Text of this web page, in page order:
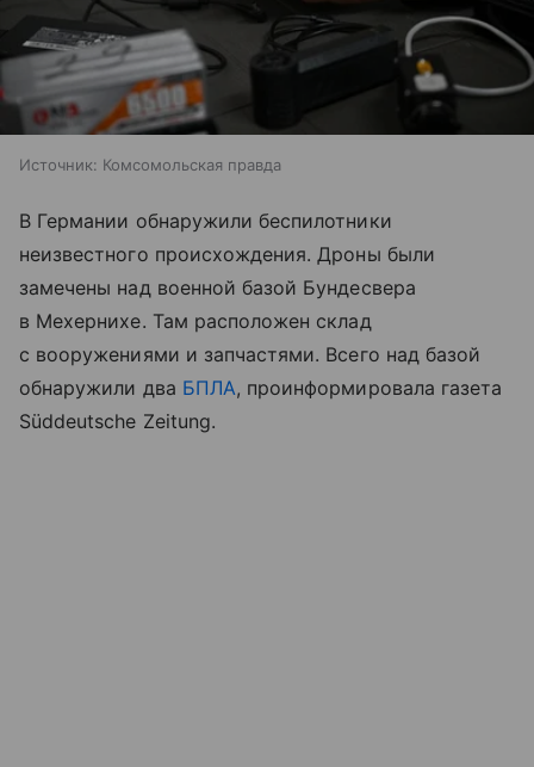
Источник: Комсомольская правда
В Германии обнаружили беспилотники
неизвестного происхождения. Дроны были
замечены над военной базой Бундесвера
в Мехернихе. Там расположен склад
с вооружениями и запчастями. Всего над базой
обнаружили два БПЛА, проинформировала газета
Süddeutsche Zeitung.